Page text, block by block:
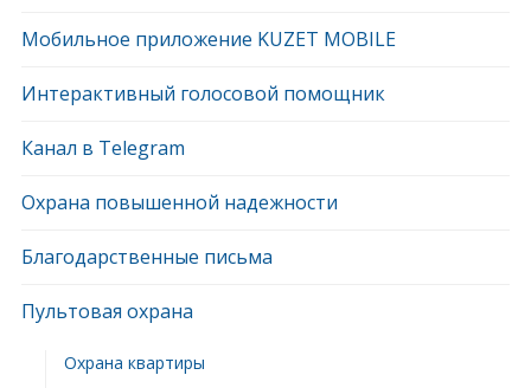
Мобильное приложение KUZET MOBILE
Интерактивный голосовой помощник
Канал в Telegram
Охрана повышенной надежности
Благодарственные письма
Пультовая охрана
Охрана квартиры